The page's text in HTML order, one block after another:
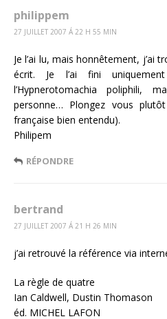
philippem
27 JUILLET 2007 Á 22 H 55 MIN
Je l’ai lu, mais honnêtement, j’ai
écrit. Je l’ai fini
l’Hypnerotomachia
personne… Plongez vous
française bien entendu).
Philipem
RÉPONDRE
bertrand
27 JUILLET 2007 Á 21 H 26 MIN
j’ai retrouvé la référence via
La règle de quatre
Ian Caldwell, Dustin Thomason
éd. MICHEL LAFON